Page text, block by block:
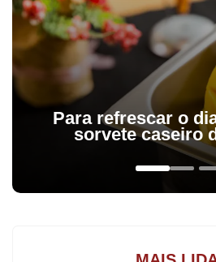
uma van para a Secretaria Municipal
(Semas). O veículo adaptado tem
11 passageiros. O ato de entrega
presença da secretária da pasta,
prefeita eleita, Édina Kummel, e
gestão municipal junto a área
ganho para a nossa secretaria, que
proteção social e acolhimentos aos
Para refrescar o
sorvete caseiro